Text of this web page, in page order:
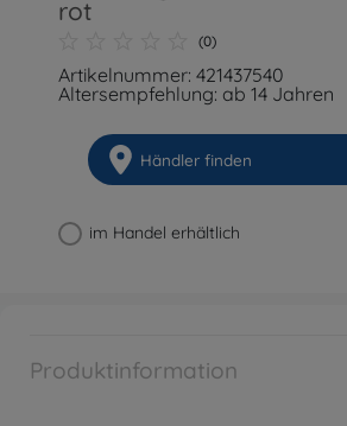
rot
(0)
Artikelnummer: 421437540
Altersempfehlung: ab 14 Jahren
Händler finden
im Handel erhältlich
Produktinformation